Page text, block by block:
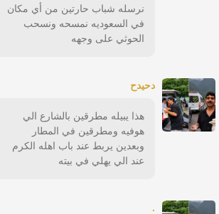
نرسله شباب حارتين من أي مكان
في السعوديه نمسحه ونسحب
الحوثي على وجهه
دحيدح
هذا يبيله مطرقين بالشارع الي
هوفيه ومطرقين في المطار
وبعدين يربط عند باب اهله الكرم
عند الي يهلي في بيته
.